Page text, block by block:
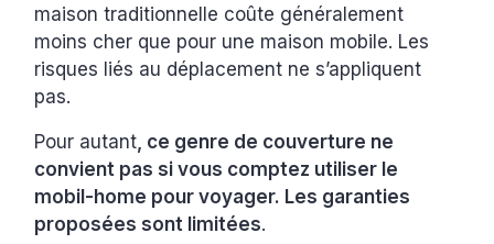
maison traditionnelle coûte généralement
moins cher que pour une maison mobile. Les
risques liés au déplacement ne s’appliquent
pas.
Pour autant, ce genre de couverture ne
convient pas si vous comptez utiliser le
mobil-home pour voyager. Les garanties
proposées sont limitées.